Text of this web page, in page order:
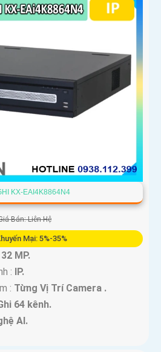
KX-EAI4K8864N4
Bán: Liên Hệ
Mại: 5%-35%
32 MP.
: IP.
: Từng Vị Trí Camera .
64 kênh.
AI.